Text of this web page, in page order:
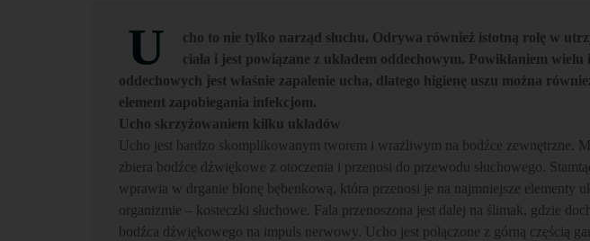
U
cho to nie tylko narząd słuchu. Odrywa również istotną rolę w
ciała i jest powiązane z układem oddechowym. Powikłaniem
oddechowych jest właśnie zapalenie ucha, dlatego higienę uszu można
element zapobiegania infekcjom.
Ucho skrzyżowaniem kilku układów
Ucho jest bardzo skomplikowanym tworem i wrażliwym na bodźce zewnętrzne.
zbiera bodźce dźwiękowe z otoczenia i przenosi do przewodu słuchowego.
wprawia w drganie błonę bębenkową, która przenosi je na najmniejsze elementy
organizmie – kosteczki słuchowe. Fala przenoszona jest dalej na ślimak, gdzie
bodźca dźwiękowego na impuls nerwowy. Ucho jest połączone z górną częścią